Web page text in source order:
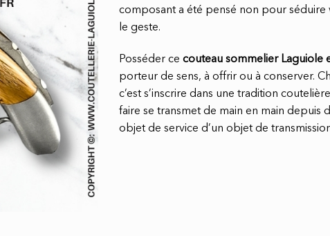
composant a été pensé non pour
le geste.
Posséder ce couteau sommelier Laguiole
porteur de sens, à offrir ou à conserver.
c’est s’inscrire dans une tradition
faire se transmet de main en main depuis
objet de service d’un objet de